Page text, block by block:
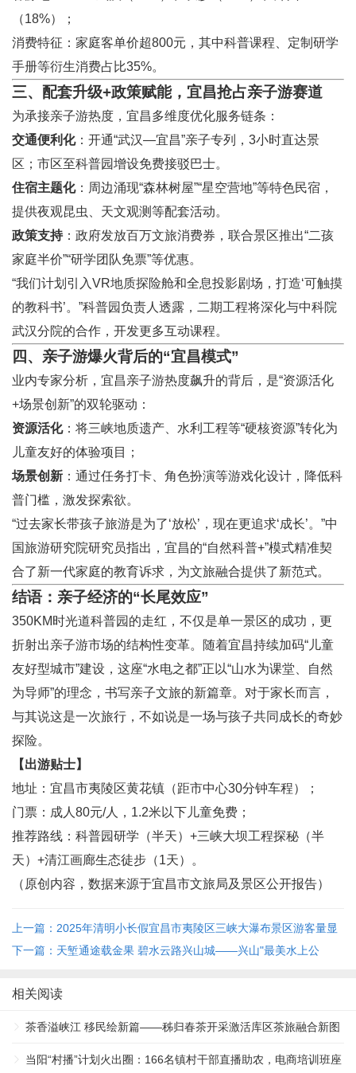
（18%）；
消费特征：家庭客单价超800元，其中科普课程、定制研学
手册等衍生消费占比35%。
三、配套升级+政策赋能，宜昌抢占亲子游赛道
为承接亲子游热度，宜昌多维度优化服务链条：
交通便利化：开通“武汉—宜昌”亲子专列，3小时直达景
区；市区至科普园增设免费接驳巴士。
住宿主题化：周边涌现“森林树屋”“星空营地”等特色民宿，
提供夜观昆虫、天文观测等配套活动。
政策支持：政府发放百万文旅消费券，联合景区推出“二孩
家庭半价”“研学团队免票”等优惠。
“我们计划引入VR地质探险舱和全息投影剧场，打造‘可触摸
的教科书’。”科普园负责人透露，二期工程将深化与中科院
武汉分院的合作，开发更多互动课程。
四、亲子游爆火背后的“宜昌模式”
业内专家分析，宜昌亲子游热度飙升的背后，是“资源活化
+场景创新”的双轮驱动：
资源活化：将三峡地质遗产、水利工程等“硬核资源”转化为
儿童友好的体验项目；
场景创新 ：通过任务打卡、角色扮演等游戏化设计，降低科
普门槛，激发探索欲。
“过去家长带孩子旅游是为了‘放松’，现在更追求‘成长’。”中
国旅游研究院研究员指出，宜昌的“自然科普+”模式精准契
合了新一代家庭的教育诉求，为文旅融合提供了新范式。
结语：亲子经济的“长尾效应”
350KM时光道科普园的走红，不仅是单一景区的成功，更
折射出亲子游市场的结构性变革。随着宜昌持续加码“儿童
友好型城市”建设，这座“水电之都”正以“山水为课堂、自然
为导师”的理念，书写亲子文旅的新篇章。对于家长而言，
与其说这是一次旅行，不如说是一场与孩子共同成长的奇妙
探险。
【出游贴士】
地址：宜昌市夷陵区黄花镇（距市中心30分钟车程）；
门票：成人80元/人，1.2米以下儿童免费；
推荐路线：科普园研学（半天）+三峡大坝工程探秘（半
天）+清江画廊生态徒步（1天）。
（原创内容，数据来源于宜昌市文旅局及景区公开报告）
上一篇：2025年清明小长假宜昌市夷陵区三峡大瀑布景区游客量显
著增长 ...
下一篇：天堑通途载金果 碧水云路兴山城——兴山"最美水上公
相关阅读
茶香溢峡江 移民绘新篇——秭归春茶开采激活库区茶旅融合新图
景 ...当阳“村播”计划火出圈：166名镇村干部直播助农，电商培训班座